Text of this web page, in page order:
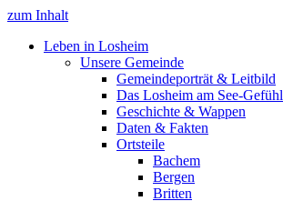
zum Inhalt
Leben in Losheim
Unsere Gemeinde
Gemeindeporträt & Leitbild
Das Losheim am See-Gefühl
Geschichte & Wappen
Daten & Fakten
Ortsteile
Bachem
Bergen
Britten